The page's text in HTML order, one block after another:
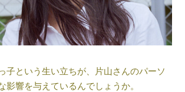
子という生い立ちが、片山さんのパーソ
影響を与えているんでしょうか。